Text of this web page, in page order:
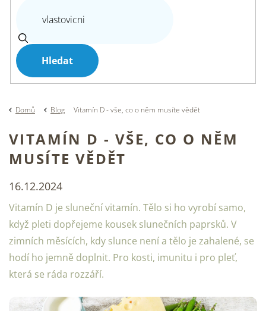
Hledat
Domů Blog Vitamín D - vše, co o něm musíte vědět
VITAMÍN D - VŠE, CO O NĚM
MUSÍTE VĚDĚT
16.12.2024
Vitamín D je sluneční vitamín. Tělo si ho vyrobí samo,
když pleti dopřejeme kousek slunečních paprsků. V
zimních měsících, kdy slunce není a tělo je zahalené, se
hodí ho jemně doplnit. Pro kosti, imunitu i pro pleť,
která se ráda rozzáří.